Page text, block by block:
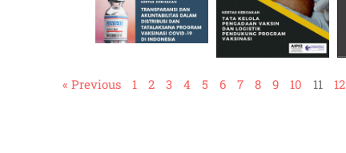
« Previous 1 2 3 4 5 6 7 8 9 10 11 12